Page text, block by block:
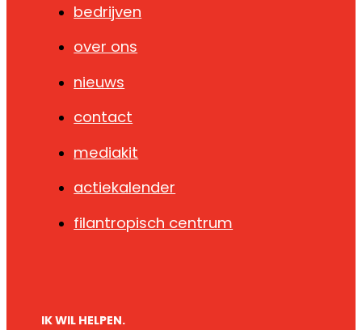
bedrijven
over ons
nieuws
contact
mediakit
actiekalender
filantropisch centrum
IK WIL HELPEN.